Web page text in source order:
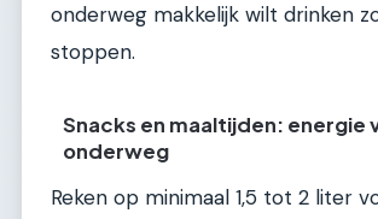
onderweg makkelijk wilt drinken
stoppen.
Snacks en maaltijden: energie
onderweg
Reken op minimaal 1,5 tot 2 liter